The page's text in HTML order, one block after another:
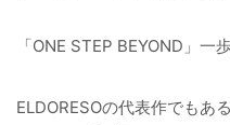
「ONE STEP BEYOND」一
ELDORESOの代表作でもあ